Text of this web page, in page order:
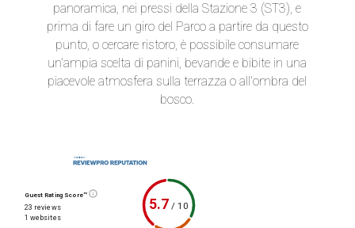
panoramica, nei pressi della Stazione 3 (ST3), e
prima di fare un giro del Parco a partire da questo
punto, o cercare ristoro, è possibile consumare
un'ampia scelta di panini, bevande e bibite in una
piacevole atmosfera sulla terrazza o all'ombra del
bosco.
Guest Rating Score™
23 reviews
1 websites
5.7/10